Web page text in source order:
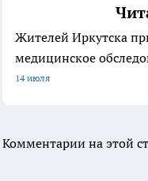
Жителей Иркутска
медицинское
14 июля
Комментарии на этой